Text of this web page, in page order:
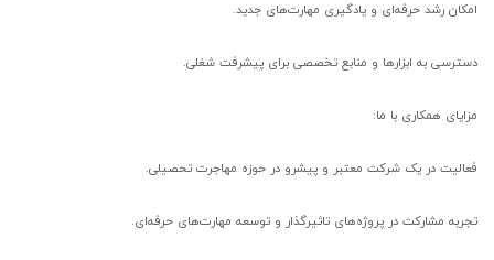
امکان رشد حرفه‌ای و یادگیری مهارت‌های جدید.
دسترسی به ابزارها و منابع تخصصی برای پیشرفت شغلی.
مزایای همکاری با ما:
فعالیت در یک شرکت معتبر و پیشرو در حوزه مهاجرت تحصیلی.
تجربه مشارکت در پروژه‌های تاثیرگذار و توسعه مهارت‌های حرفه‌ای.